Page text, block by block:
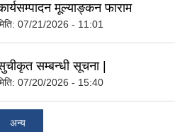
मूल्याङ्कन फाराम
07/21/2026 - 11:01
सम्बन्धी सूचना |
07/20/2026 - 15:40
अन्य